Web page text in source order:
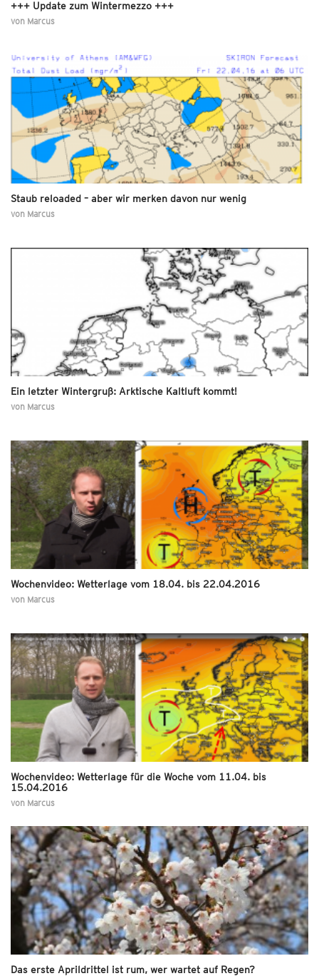
+++ Update zum Wintermezzo +++
von Marcus
Staub reloaded – aber wir merken davon nur wenig
von Marcus
Ein letzter Wintergruß: Arktische Kaltluft kommt!
von Marcus
Wochenvideo: Wetterlage vom 18.04. bis 22.04.2016
von Marcus
Wochenvideo: Wetterlage für die Woche vom 11.04. bis
15.04.2016
von Marcus
Das erste Aprildrittel ist rum, wer wartet auf Regen?